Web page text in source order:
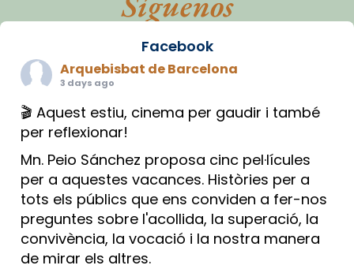
Facebook
Arquebisbat de Barcelona
3 days ago
🎬 Aquest estiu, cinema per gaudir i també
per reflexionar!
Mn. Peio Sánchez proposa cinc pel·lícules
per a aquestes vacances. Històries per a
tots els públics que ens conviden a fer-nos
preguntes sobre l'acollida, la superació, la
convivència, la vocació i la nostra manera
de mirar els altres.